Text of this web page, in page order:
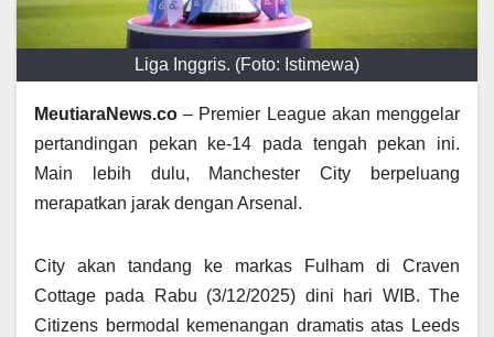
Liga Inggris. (Foto: Istimewa)
MeutiaraNews.co – Premier League akan menggelar
pertandingan pekan ke-14 pada tengah pekan ini.
Main lebih dulu, Manchester City berpeluang
merapatkan jarak dengan Arsenal.
City akan tandang ke markas Fulham di Craven
Cottage pada Rabu (3/12/2025) dini hari WIB. The
Citizens bermodal kemenangan dramatis atas Leeds